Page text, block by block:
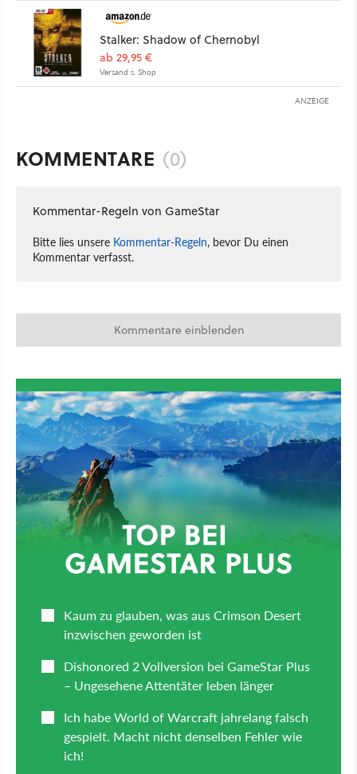
Stalker: Shadow of Chernobyl
ab 29,95 €
Versand s. Shop
ANZEIGE
KOMMENTARE (0)
Kommentar-Regeln von GameStar
Bitte lies unsere Kommentar-Regeln, bevor Du einen
Kommentar verfasst.
Kommentare einblenden